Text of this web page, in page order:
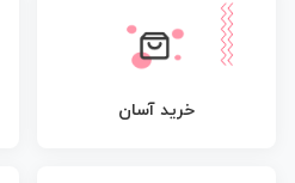
خرید آسان